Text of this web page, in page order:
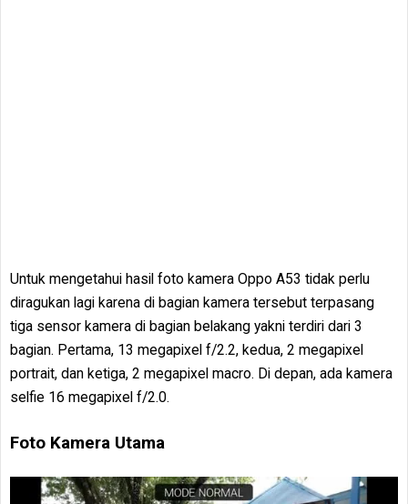
Untuk mengetahui hasil foto kamera Oppo A53 tidak perlu
diragukan lagi karena di bagian kamera tersebut terpasang
tiga sensor kamera di bagian belakang yakni terdiri dari 3
bagian. Pertama, 13 megapixel f/2.2, kedua, 2 megapixel
portrait, dan ketiga, 2 megapixel macro. Di depan, ada kamera
selfie 16 megapixel f/2.0.
Foto Kamera Utama